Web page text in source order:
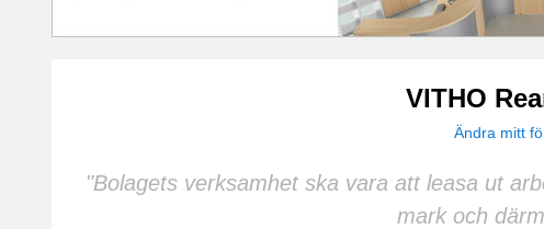
VITHO
Ändra mitt
"Bolagets verksamhet ska vara att leasa ut
mark och